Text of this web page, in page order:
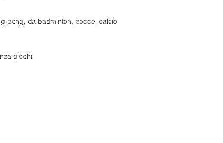
pong, da badminton, bocce, calcio
giochi